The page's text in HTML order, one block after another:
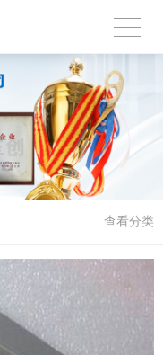
查看分类